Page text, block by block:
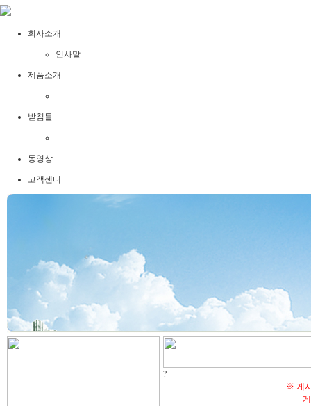
회사소개
인사말
제품소개
받침틀
동영상
고객센터
?
※ 게